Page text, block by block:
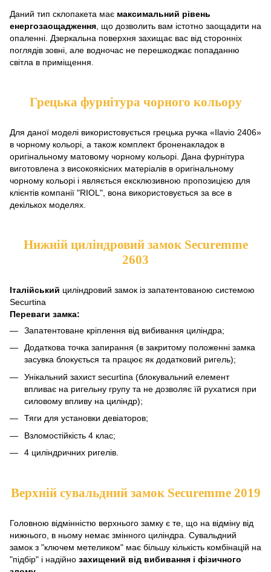
Даний тип склопакета має максимальний рівень
енергозаощадження , що дозволить вам істотно заощадити на
опаленні. Дзеркальна поверхня захищає вас від сторонніх
поглядів зовні, але водночас не перешкоджає попаданню
світла в приміщення.
Грецька фурнітура чорного кольору
Для даної моделі використовується грецька ручка «Ilavio 2406»
в чорному кольорі, а також комплект броненакладок в
оригінальному матовому чорному кольорі. Дана фурнітура
виготовлена з високоякісних матеріалів в оригінальному
чорному кольорі і являється ексклюзивною пропозицією для
клієнтів компанії "RIOL", вона використовується за все в
декількох моделях.
Нижній циліндровий замок Securemme
2603
Італійський циліндровий замок із запатентованою системою
Securtina
Переваги замка:
Запатентоване кріплення від вибивання циліндра;
Додаткова точка запирання (в закритому положенні замка
засувка блокується та працює як додатковий ригель);
Унікальний захист securtina (блокувальний елемент
впливає на ригельну групу тa не дозволяє їй рухатися при
силовому впливу на циліндр);
Тяги для установки девіаторов;
Взломостійкість 4 клас;
4 циліндричних ригелів.
Верхній сувальдний замок Securemme 2019
Головною відмінністю верхнього замку є те, що на відміну від
нижнього, в ньому немає змінного циліндра. Сувальдний
замок з "ключем метеликом" має більшу кількість комбінацій на
"підбір" і надійно захищений від вибивання і фізичного